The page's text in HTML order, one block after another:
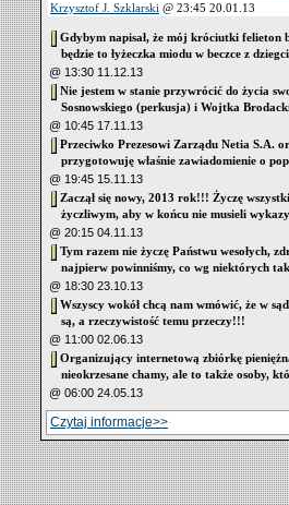
Krzysztof J. Szklarski @ 23:45 20.01.13
Gdybym napisał, że mój króciutki felieton
będzie to łyżeczka miodu w beczce z
@ 13:30 11.12.13
Nie jestem w stanie przywrócić do życia
Sosnowskiego (perkusja) i Wojtka
@ 10:45 17.11.13
Przeciwko Prezesowi Zarządu Netia S.A.
przygotowuję właśnie zawiadomienie o
@ 19:45 15.11.13
Zaczął się nowy, 2013 rok!!! Życzę
życzliwym, aby w końcu nie musieli
@ 20:15 04.11.13
Tym razem nie życzę Państwu wesołych,
najpierw powinniśmy, co wg niektórych
@ 18:30 23.10.13
Wszyscy wokół chcą nam wmówić, że w
są, a rzeczywistość temu przeczy!!!
@ 11:00 02.06.13
Organizujący internetową zbiórkę
nieokrzesane chamy, ale to także osoby,
@ 06:00 24.05.13
Czytaj informacje>>